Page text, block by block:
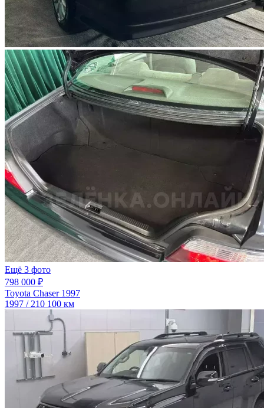
Ещё 3 фото
798 000 ₽
Toyota Chaser 1997
1997 / 210 100 км